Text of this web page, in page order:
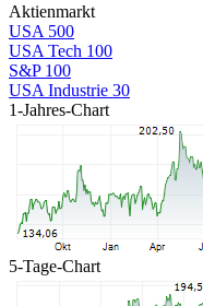
Aktienmarkt
USA 500
USA Tech 100
S&P 100
USA Industrie 30
1-Jahres-Chart
5-Tage-Chart